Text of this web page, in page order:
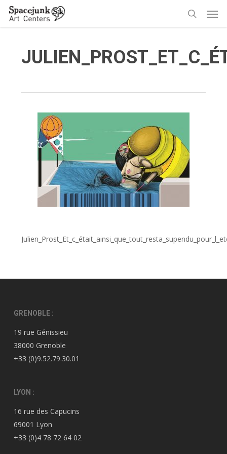
Skip
GRENOBLE :
19 rue Génissieu
38000 Grenoble
+33 (0)9.52.79.30.01
LYON :
16 rue des Capucins
69001 Lyon
+33 (0)4 78 72 64 02